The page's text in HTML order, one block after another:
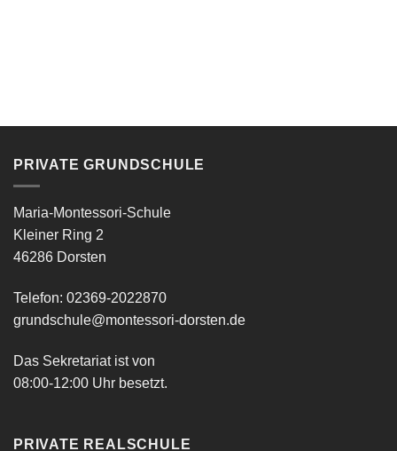
PRIVATE GRUNDSCHULE
Maria-Montessori-Schule
Kleiner Ring 2
46286 Dorsten
Telefon: 02369-2022870
grundschule@montessori-dorsten.de
Das Sekretariat ist von
08:00-12:00 Uhr besetzt.
PRIVATE REALSCHULE